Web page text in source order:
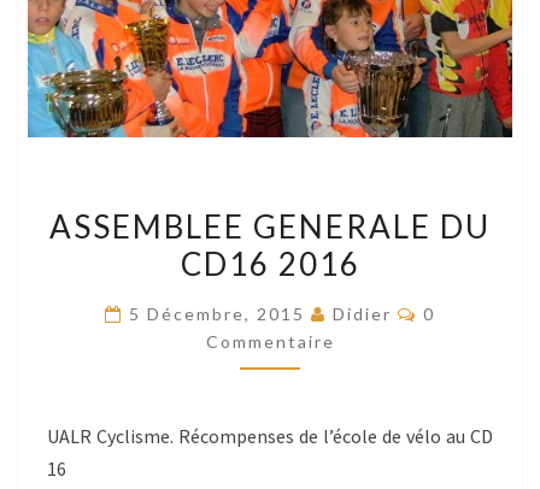
GENERALE
DU
2016
ASSEMBLEE GENERALE DU
CD16 2016
5 Décembre, 2015 Didier
0
Commentaire
UALR Cyclisme. Récompenses de l’école de vélo au CD
16